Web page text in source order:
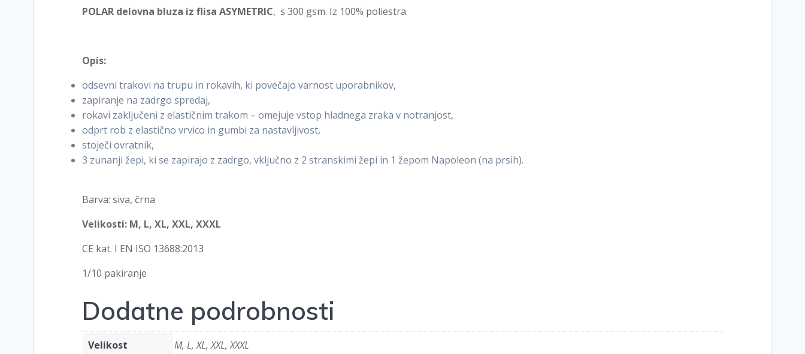
POLAR delovna bluza iz flisa ASYMETRIC, s 300 gsm. Iz 100% poliestra.
Opis:
odsevni trakovi na trupu in rokavih, ki povečajo varnost uporabnikov,
zapiranje na zadrgo spredaj,
rokavi zaključeni z elastičnim trakom – omejuje vstop hladnega zraka v notranjost,
odprt rob z elastično vrvico in gumbi za nastavljivost,
stoječi ovratnik,
3 zunanji žepi, ki se zapirajo z zadrgo, vključno z 2 stranskimi žepi in 1 žepom Napoleon (na prsih).
Barva: siva, črna
Velikosti: M, L, XL, XXL, XXXL
CE kat. I EN ISO 13688:2013
1/10 pakiranje
Dodatne podrobnosti
Velikost
M, L, XL, XXL, XXXL